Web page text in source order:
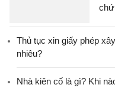
Thủ tục xin giấy phép
nhiêu?
Nhà kiên cố là gì? Khi